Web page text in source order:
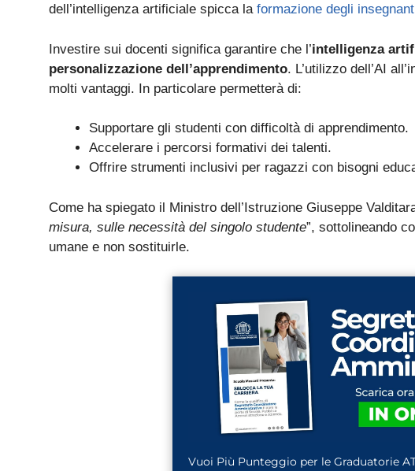
dell’intelligenza artificiale spicca la formazione degli
Investire sui docenti significa garantire che l’intelligenza
personalizzazione dell’apprendimento. L’utilizzo dell’AI
molti vantaggi. In particolare permetterà di:
Supportare gli studenti con difficoltà di apprendimento.
Accelerare i percorsi formativi dei talenti.
Offrire strumenti inclusivi per ragazzi con bisogni
Come ha spiegato il Ministro dell’Istruzione Giuseppe
misura, sulle necessità del singolo studente”, sottolineando
umane e non sostituirle.
Vuoi Più Punteggio per le Graduatorie
La
✓ La
✓
I titoli